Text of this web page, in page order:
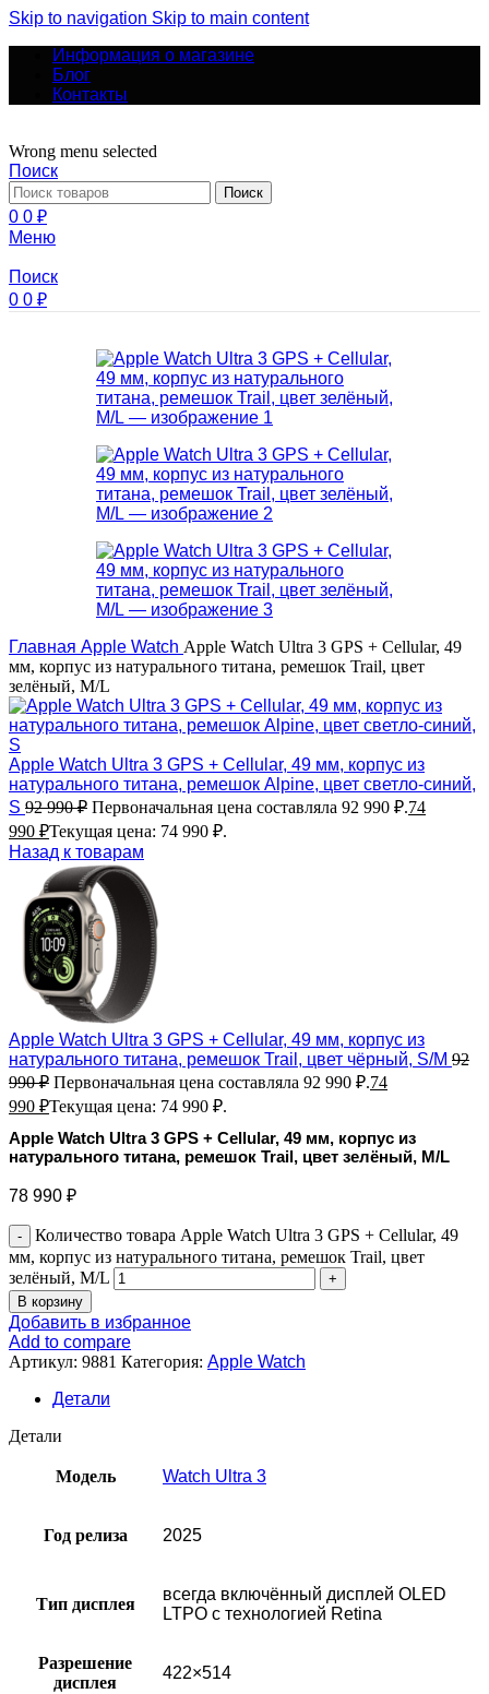
Skip to navigation Skip to main content
Информация о магазине
Блог
Контакты
Wrong menu selected
Поиск
Поиск
0 0 ₽
Меню
Поиск
0 0 ₽
Главная Apple Watch Apple Watch Ultra 3 GPS + Cellular, 49
мм, корпус из натурального титана, ремешок Trail, цвет
зелёный, M/L
Apple Watch Ultra 3 GPS + Cellular, 49 мм, корпус из
натурального титана, ремешок Alpine, цвет светло-синий,
S 92 990₽ Первоначальная цена составляла 92 990 ₽.74
990 ₽Текущая цена: 74 990 ₽.
Назад к товарам
Apple Watch Ultra 3 GPS + Cellular, 49 мм, корпус из
натурального титана, ремешок Trail, цвет чёрный, S/M 92
990₽ Первоначальная цена составляла 92 990 ₽.74
990 ₽Текущая цена: 74 990 ₽.
Apple Watch Ultra 3 GPS + Cellular, 49 мм, корпус из
натурального титана, ремешок Trail, цвет зелёный, M/L
78 990 ₽
Количество товара Apple Watch Ultra 3 GPS + Cellular, 49
мм, корпус из натурального титана, ремешок Trail, цвет
зелёный, M/L
В корзину
Добавить в избранное
Add to compare
Артикул: 9881 Категория: Apple Watch
Детали
Детали
Модель Watch Ultra 3
Год релиза 2025
Тип дисплея
всегда включённый дисплей OLED
LTPO с технологией Retina
Разрешение
дисплея
422×514